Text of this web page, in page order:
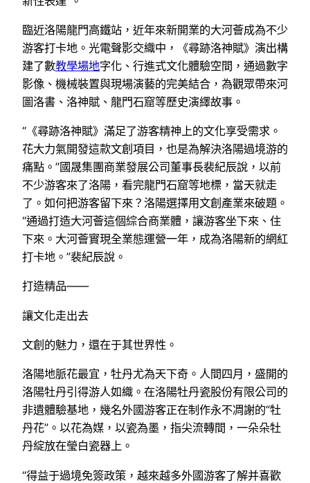
臨近洛陽龍門高鐵站，近年來新開業的大河薈成為不少
游客打卡地。光電聲影交織中，《尋跡洛神賦》演出構
建了數教學場地字化、行進式文化體驗空間，通過數字
影像、機械裝置與現場演藝的完美結合，為觀眾帶來河
圖洛書、洛神賦、龍門石窟等歷史演繹故事。
“《尋跡洛神賦》滿足了游客精神上的文化享受需求。
花大力氣開發這款文創項目，也是為解決洛陽過境游的
痛點。”國晟集團商業發展公司董事長裴紀辰說，以前
不少游客來了洛陽，看完龍門石窟等地標，當天就走
了。如何把游客留下來？洛陽選擇用文創產業來破題。
“通過打造大河薈這個綜合商業體，讓游客坐下來、住
下來。大河薈實現全業態運營一年，成為洛陽新的網紅
打卡地。”裴紀辰說。
打造精品——
讓文化走出去
文創的魅力，還在于其世界性。
洛陽地脈花最宜，牡丹尤為天下奇。人間四月，盛開的
洛陽牡丹引得游人如織。在洛陽牡丹瓷股份有限公司的
非遺體驗基地，幾名外國游客正在制作永不凋謝的“牡
丹花”。以花為媒，以瓷為墨，指尖流轉間，一朵朵牡
丹綻放在瑩白瓷器上。
“得益于過境免簽政策，越來越多外國游客了解并喜歡